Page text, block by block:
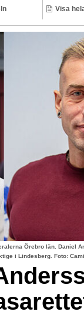
Visa
Örebro län. Daniel
i Lindesberg. Foto: